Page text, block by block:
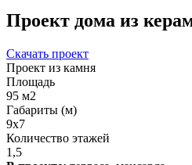
Проект дома из
Скачать проект
Проект из камня
Площадь
95 м2
Габариты (м)
9x7
Количество этажей
1,5